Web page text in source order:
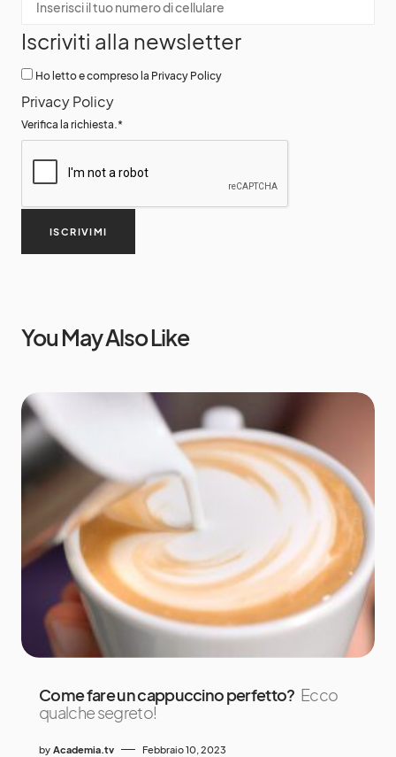
Iscriviti alla newsletter
Ho letto e compreso la Privacy Policy
Privacy Policy
Verifica la richiesta. *
ISCRIVIMI
You May Also Like
Come fare un cappuccino perfetto? Ecco
qualche segreto!
by Academia.tv Febbraio 10, 2023